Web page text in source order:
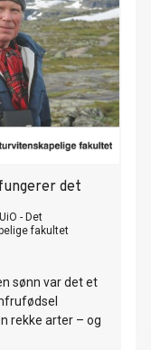
det
UiO - Det
fakultet
sønn var det et
rekke arter – og